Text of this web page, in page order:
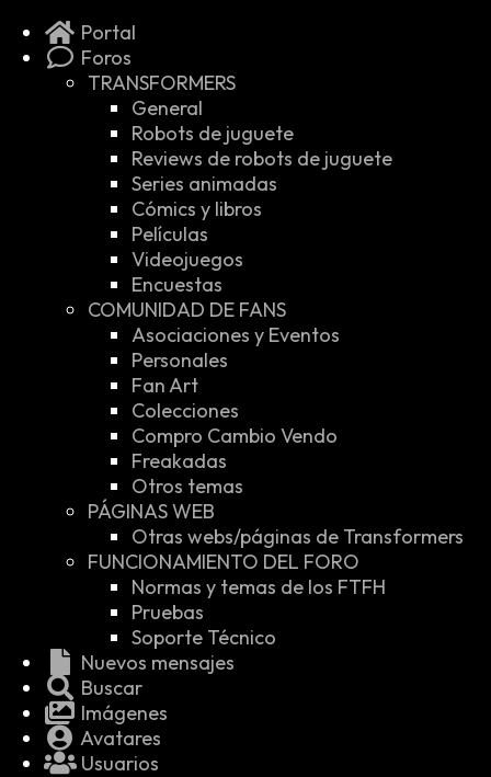
Portal
Foros
TRANSFORMERS
General
Robots de juguete
Reviews de robots de juguete
Series animadas
Cómics y libros
Películas
Videojuegos
Encuestas
COMUNIDAD DE FANS
Asociaciones y Eventos
Personales
Fan Art
Colecciones
Compro Cambio Vendo
Freakadas
Otros temas
PÁGINAS WEB
Otras webs/páginas de Transformers
FUNCIONAMIENTO DEL FORO
Normas y temas de los FTFH
Pruebas
Soporte Técnico
Nuevos mensajes
Buscar
Imágenes
Avatares
Usuarios